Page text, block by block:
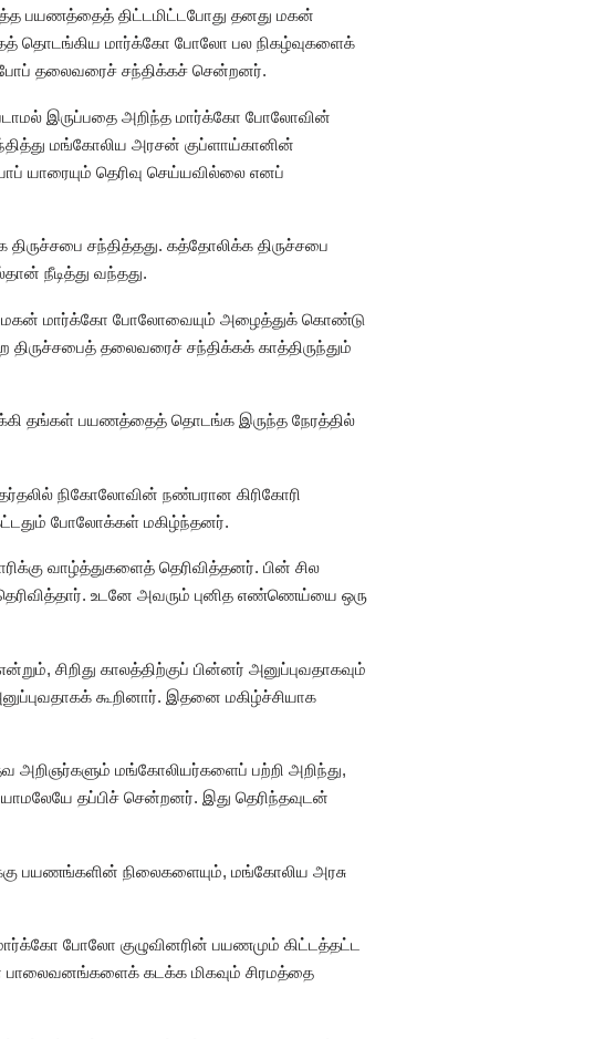
பயணத்தைத் திட்டமிட்டபோது தனது மகன்
தொடங்கிய மார்க்கோ போலோ பல நிகழ்வுகளைக்
போப் தலைவரைச் சந்திக்கச் சென்றனர்.
இருப்பதை அறிந்த மார்க்கோ போலோவின்
மங்கோலிய அரசன் குப்ளாய்கானின்
யாரையும் தெரிவு செய்யவில்லை எனப்
சந்தித்தது. கத்தோலிக்க திருச்சபை
நீடித்து வந்தது.
மகன் மார்க்கோ போலோவையும் அழைத்துக் கொண்டு
தலைவரைச் சந்திக்கக் காத்திருந்தும்
தங்கள் பயணத்தைத் தொடங்க இருந்த நேரத்தில்
நிகோலோவின் நண்பரான கிரிகோரி
போலோக்கள் மகிழ்ந்தனர்.
வாழ்த்துகளைத் தெரிவித்தனர். பின் சில
உடனே அவரும் புனித எண்ணெய்யை ஒரு
சிறிது காலத்திற்குப் பின்னர் அனுப்புவதாகவும்
கூறினார். இதனை மகிழ்ச்சியாக
மங்கோலியர்களைப் பற்றி அறிந்து,
தப்பிச் சென்றனர். இது தெரிந்தவுடன்
பயணங்களின் நிலைகளையும், மங்கோலிய அரசு
போலோ குழுவினரின் பயணமும் கிட்டத்தட்ட
கடக்க மிகவும் சிரமத்தை